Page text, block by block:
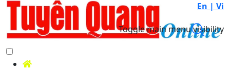
En | Vi
Toggle main menu visibility